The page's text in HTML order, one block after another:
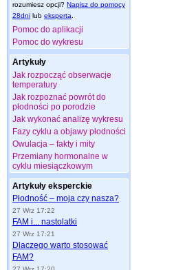
rozumiesz opcji? Napisz do pomocy
28dni lub eksperta
Pomoc do aplikacji
Pomoc do wykresu
Artykuły
Jak rozpocząć obserwacje
temperatury
Jak rozpoznać powrót do
płodności po porodzie
Jak wykonać analizę wykresu
Fazy cyklu a objawy płodności
Owulacja – fakty i mity
Przemiany hormonalne w
cyklu miesiączkowym
Artykuły eksperckie
Płodność – moja czy nasza?
27 Wrz 17:22
FAM i... nastolatki
27 Wrz 17:21
Dlaczego warto stosować
FAM?